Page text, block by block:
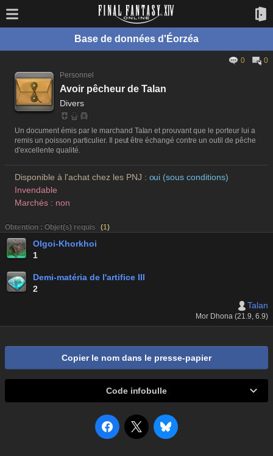
Base de données d'Éorzéa
0
0
Personnel
Avoir pêcheur de Talan
Divers
Un document émis par le marchand Talan et prouvant que le porteur lui a
remis un poisson particulier. Il peut être échangé contre un outil de pêche
d'excellente qualité.
Disponible à l'achat chez les PNJ : oui (sous conditions)
Invendable
Marchés : non
Obtention : Objet(s) requis (1)
Olgoi-Khorkhoi
1
Demi-matéria de l'artifice III
2
Talan
Mor Dhona (21.9, 6.9)
Copier le nom dans le presse-papier
Code infobulle